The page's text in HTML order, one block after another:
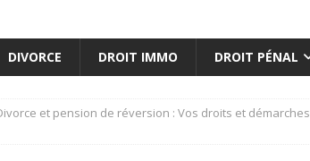
DIVORCE DROIT IMMO DROIT PÉNAL
et pension de réversion : Vos droits et démarches